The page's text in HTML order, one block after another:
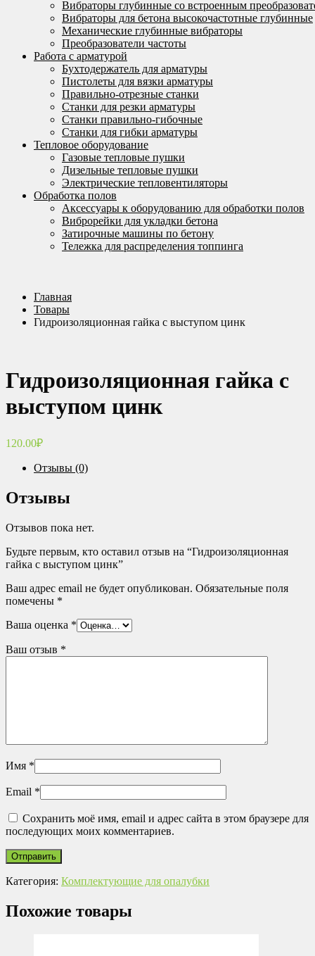
Вибраторы глубинные со встроенным
Вибраторы для бетона высокочастотные глубинные
Механические глубинные вибраторы
Преобразователи частоты
Работа с арматурой
Бухтодержатель для арматуры
Пистолеты для вязки арматуры
Правильно-отрезные станки
Станки для резки арматуры
Станки правильно-гибочные
Станки для гибки арматуры
Тепловое оборудование
Газовые тепловые пушки
Дизельные тепловые пушки
Электрические тепловентиляторы
Обработка полов
Аксессуары к оборудованию для обработки полов
Виброрейки для укладки бетона
Затирочные машины по бетону
Тележка для распределения топпинга
Главная
Товары
Гидроизоляционная гайка с выступом цинк
Гидроизоляционная гайка с
выступом цинк
120.00₽
Отзывы (0)
Отзывы
Отзывов пока нет.
Будьте первым, кто оставил отзыв на “Гидроизоляционная
гайка с выступом цинк”
Ваш адрес email не будет опубликован. Обязательные поля
помечены *
Ваша оценка *
Ваш отзыв *
Имя *
Email *
Сохранить моё имя, email и адрес сайта в этом браузере для
последующих моих комментариев.
Категория: Комплектующие для опалубки
Похожие товары